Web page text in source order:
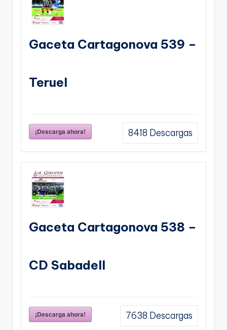
Gaceta Cartagonova 539 –
Teruel
¡Descarga ahora! 8418 Descargas
Gaceta Cartagonova 538 –
CD Sabadell
¡Descarga ahora! 7638 Descargas